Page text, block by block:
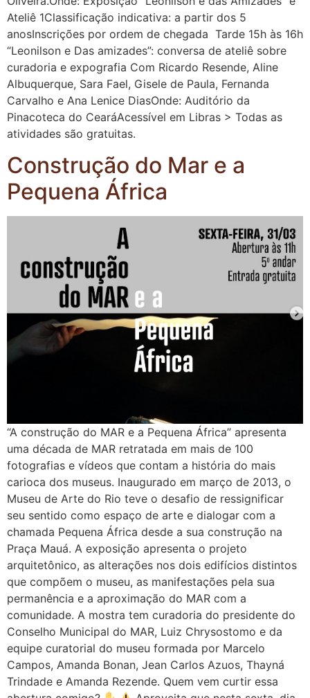
Ateliê 1Classificação indicativa: a partir dos 5
anosInscrições por ordem de chegada Tarde 15h às 16h
“Leonilson e Das amizades”: conversa de ateliê sobre
curadoria e expografia Com Ricardo Resende, Aline
Albuquerque, Sara Fael, Gisele de Paula, Fernanda
Carvalho e Ana Lenice DiasOnde: Auditório da
Pinacoteca do CearáAcessível em Libras > Todas as
atividades são gratuitas.
Construção do Mar e a
Pequena África
“A construção do MAR e a Pequena África” apresenta
uma década de MAR retratada em mais de 100
fotografias e vídeos que contam a história do mais
carioca dos museus. Inaugurado em março de 2013, o
Museu de Arte do Rio teve o desafio de ressignificar
seu sentido como espaço de arte e dialogar com a
chamada Pequena África desde a sua construção na
Praça Mauá. A exposição apresenta o projeto
arquitetônico, as alterações nos dois edifícios distintos
que compõem o museu, as manifestações pela sua
permanência e a aproximação do MAR com a
comunidade. A mostra tem curadoria do presidente do
Conselho Municipal do MAR, Luiz Chrysostomo e da
equipe curatorial do museu formada por Marcelo
Campos, Amanda Bonan, Jean Carlos Azuos, Thayná
Trindade e Amanda Rezende. Quem vem curtir essa